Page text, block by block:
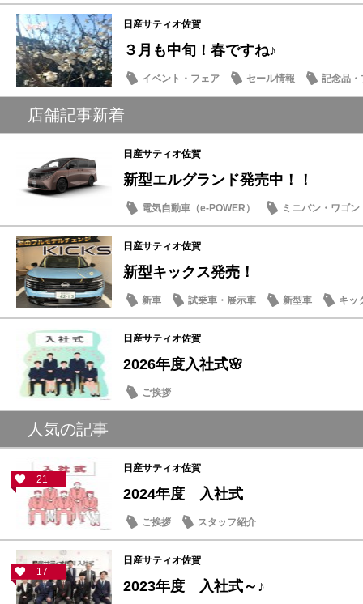
店内イベント
日産サティオ佐賀
３月も中旬！春ですね♪
イベント・フェア セール情報
記念品・
店内イベント
店舗記事新着
日産サティオ佐賀
新型エルグランド発売中！！
電気自動車（e-POWER） ミニバン・ワゴン
日産サティオ佐賀
新型キックス発売！
新車 試乗車・展示車 新型車 キッ
日産サティオ佐賀
2026年度入社式🌸
ご挨拶
人気の記事
21
日産サティオ佐賀
2024年度 入社式
ご挨拶 スタッフ紹介
17
日産サティオ佐賀
2023年度 入社式～♪